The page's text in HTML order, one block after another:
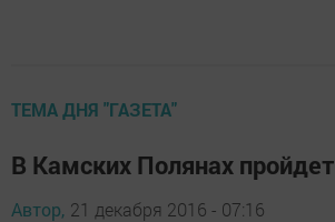
ТЕМА ДНЯ "ГАЗЕТА"
В Камских Полянах
Автор, 21 декабря 2016 - 07:16